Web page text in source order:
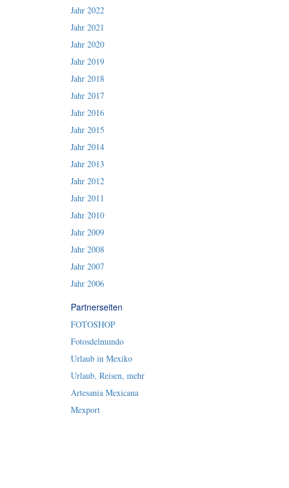
Jahr 2022
Jahr 2021
Jahr 2020
Jahr 2019
Jahr 2018
Jahr 2017
Jahr 2016
Jahr 2015
Jahr 2014
Jahr 2013
Jahr 2012
Jahr 2011
Jahr 2010
Jahr 2009
Jahr 2008
Jahr 2007
Jahr 2006
Partnerseiten
FOTOSHOP
Fotosdelmundo
Urlaub in Mexiko
Urlaub, Reisen, mehr
Artesania Mexicana
Mexport